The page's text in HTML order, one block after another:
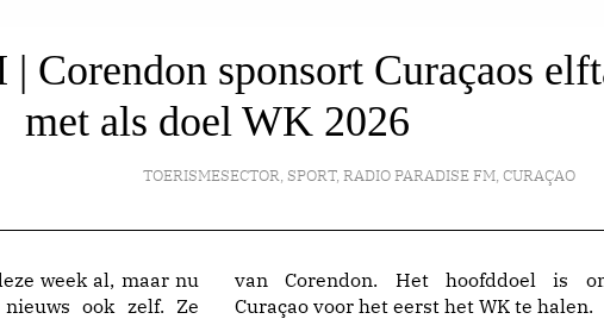
| Corendon sponsort Curaçaos
met als doel WK 2026
TOERISMESECTOR, SPORT,RADIO PARADISE FM,CURAÇAO
week al, maar nu
ook zelf. Ze
van Corendon. Het hoofddoel is
Curaçao voor het eerst het WK te halen.